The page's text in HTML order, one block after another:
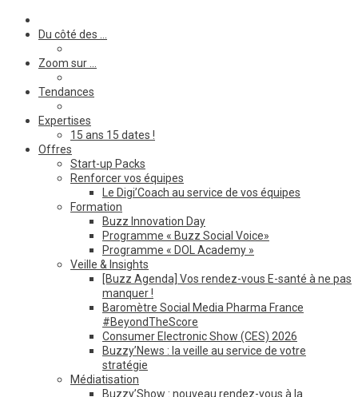
Du côté des …
Zoom sur …
Tendances
Expertises
15 ans 15 dates !
Offres
Start-up Packs
Renforcer vos équipes
Le Digi’Coach au service de vos équipes
Formation
Buzz Innovation Day
Programme « Buzz Social Voice»
Programme « DOL Academy »
Veille & Insights
[Buzz Agenda] Vos rendez-vous E-santé à ne pas
manquer !
Baromètre Social Media Pharma France
#BeyondTheScore
Consumer Electronic Show (CES) 2026
Buzzy’News : la veille au service de votre
stratégie
Médiatisation
Buzzy’Show : nouveau rendez-vous à la